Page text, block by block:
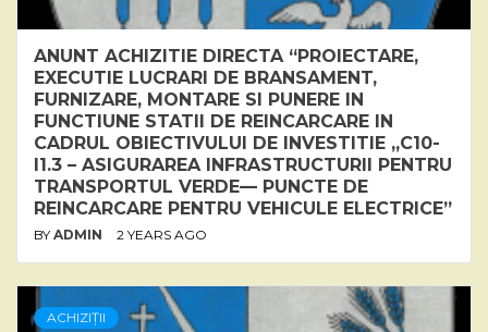
ANUNT ACHIZITIE DIRECTA “PROIECTARE,
EXECUTIE LUCRARI DE BRANSAMENT,
FURNIZARE, MONTARE SI PUNERE IN
FUNCTIUNE STATII DE REINCARCARE IN
CADRUL OBIECTIVULUI DE INVESTITIE „C10-
I1.3 – ASIGURAREA INFRASTRUCTURII PENTRU
TRANSPORTUL VERDE— PUNCTE DE
REINCARCARE PENTRU VEHICULE ELECTRICE”
BY ADMIN 2 YEARS AGO
ACHIZIȚII